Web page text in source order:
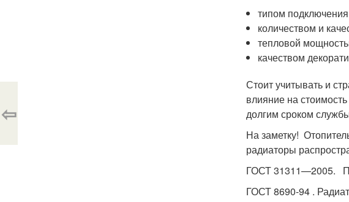
типом
количеством и
тепловой
качеством
Стоит учитывать и
влияние на
долгим сроком
На заметку!
радиаторы
ГОСТ 31311—2005.
ГОСТ 8690-94 .
⇦